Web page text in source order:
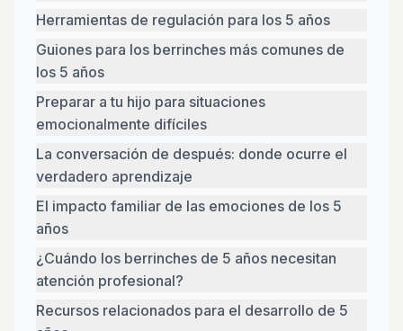
Herramientas de regulación para los 5 años
Guiones para los berrinches más comunes de
los 5 años
Preparar a tu hijo para situaciones
emocionalmente difíciles
La conversación de después: donde ocurre el
verdadero aprendizaje
El impacto familiar de las emociones de los 5
años
¿Cuándo los berrinches de 5 años necesitan
atención profesional?
Recursos relacionados para el desarrollo de 5